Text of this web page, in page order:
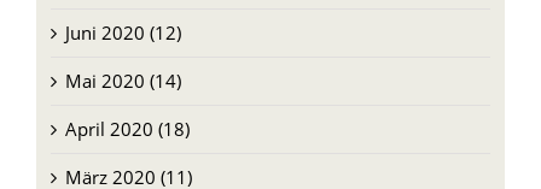
Mai 2020 (14)
April 2020 (18)
März 2020 (11)
Februar 2020 (8)